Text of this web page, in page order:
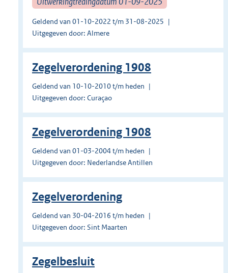
Geldend van 01-10-2022 t/m 31-08-2025
Uitgegeven door: Almere
Zegelverordening 1908
Geldend van 10-10-2010 t/m heden
Uitgegeven door: Curaçao
Zegelverordening 1908
Geldend van 01-03-2004 t/m heden
Uitgegeven door: Nederlandse Antillen
Zegelverordening
Geldend van 30-04-2016 t/m heden
Uitgegeven door: Sint Maarten
Zegelbesluit